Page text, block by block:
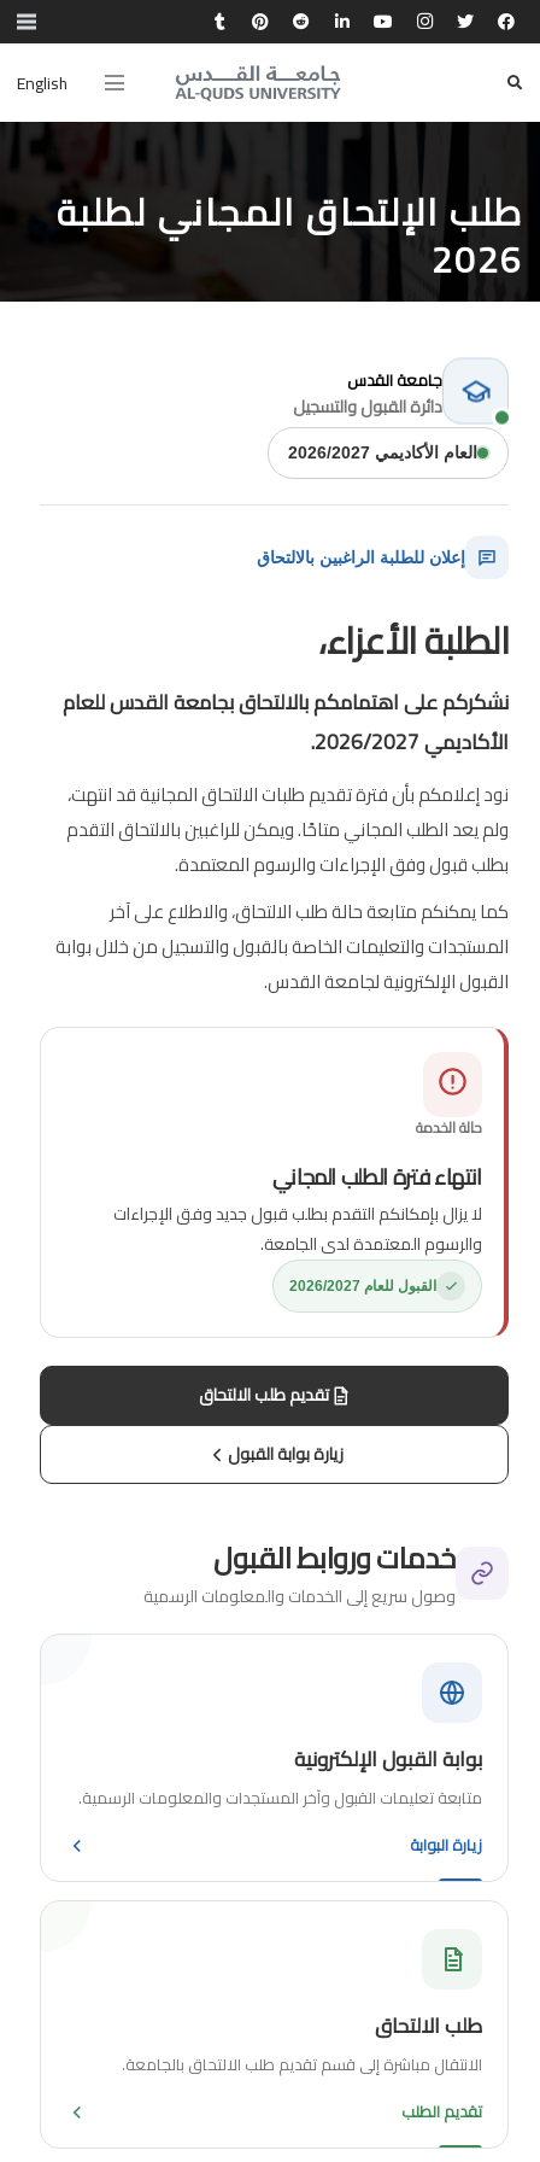
English
طلب الإلتحاق المجاني لطلبة
2026
جامعة القدس
دائرة القبول والتسجيل
العام الأكاديمي 2026/2027
إعلان للطلبة الراغبين بالالتحاق
الطلبة الأعزاء،
نشكركم على اهتمامكم بالالتحاق بجامعة القدس للعام
الأكاديمي 2026/2027.
نود إعلامكم بأن فترة تقديم طلبات الالتحاق المجانية قد انتهت،
ولم يعد الطلب المجاني متاحًا. ويمكن للراغبين بالالتحاق التقدم
بطلب قبول وفق الإجراءات والرسوم المعتمدة.
كما يمكنكم متابعة حالة طلب الالتحاق، والاطلاع على آخر
المستجدات والتعليمات الخاصة بالقبول والتسجيل من خلال بوابة
القبول الإلكترونية لجامعة القدس.
حالة الخدمة
انتهاء فترة الطلب المجاني
لا يزال بإمكانكم التقدم بطلب قبول جديد وفق الإجراءات
والرسوم المعتمدة لدى الجامعة.
القبول للعام 2026/2027
تقديم طلب الالتحاق
زيارة بوابة القبول
خدمات وروابط القبول
وصول سريع إلى الخدمات والمعلومات الرسمية
بوابة القبول الإلكترونية
متابعة تعليمات القبول وآخر المستجدات والمعلومات الرسمية.
زيارة البوابة
طلب الالتحاق
الانتقال مباشرة إلى قسم تقديم طلب الالتحاق بالجامعة.
تقديم الطلب